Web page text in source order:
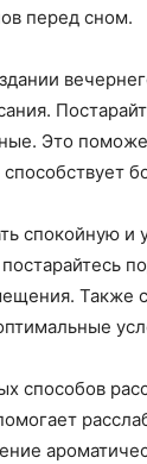
перед сном.
Это
спокойную и
Также
способов